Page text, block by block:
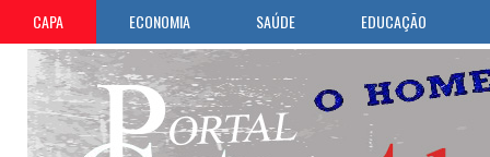
CAPA ECONOMIA SAÚDE EDUCAÇÃO